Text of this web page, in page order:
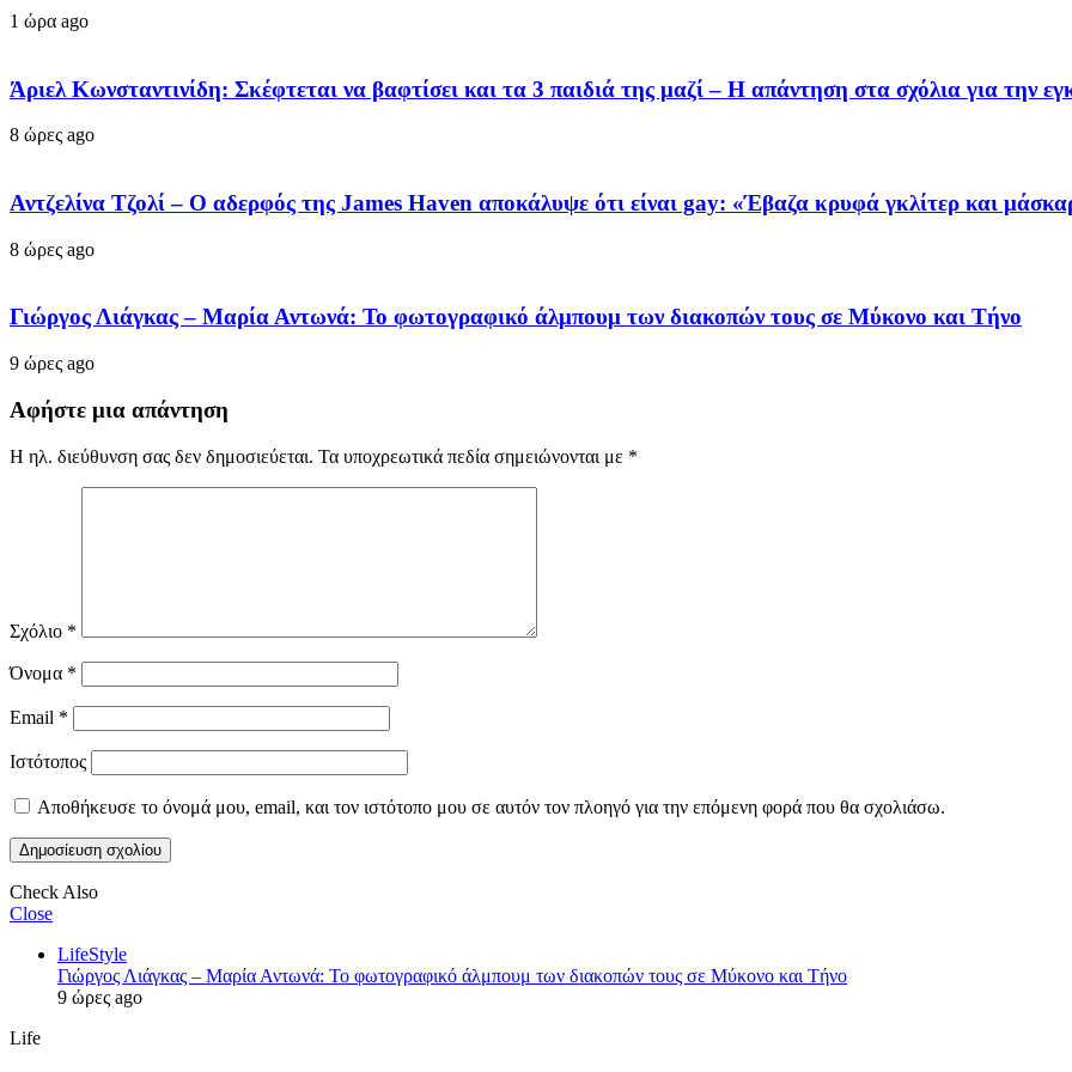
1 ώρα ago
Άριελ Κωνσταντινίδη: Σκέφτεται να βαφτίσει και τα 3 παιδιά της μαζί – Η απάντηση στα σχόλια για την
8 ώρες ago
Αντζελίνα Τζολί – Ο αδερφός της James Haven αποκάλυψε ότι είναι gay: «Έβαζα κρυφά γκλίτερ και
8 ώρες ago
Γιώργος Λιάγκας – Μαρία Αντωνά: Το φωτογραφικό άλμπουμ των διακοπών τους σε Μύκονο και Τήνο
9 ώρες ago
Αφήστε μια απάντηση
Η ηλ. διεύθυνση σας δεν δημοσιεύεται. Τα υποχρεωτικά πεδία σημειώνονται με *
Σχόλιο *
Όνομα *
Email *
Ιστότοπος
Αποθήκευσε το όνομά μου, email, και τον ιστότοπο μου σε αυτόν τον πλοηγό για την επόμενη φορά που θα σχολιάσω.
Check Also
Close
LifeStyle
Γιώργος Λιάγκας – Μαρία Αντωνά: Το φωτογραφικό άλμπουμ των διακοπών τους σε Μύκονο και Τήνο
9 ώρες ago
Life